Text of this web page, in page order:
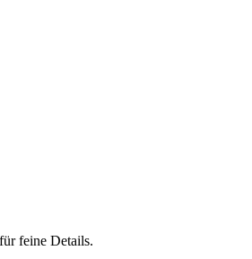
feine Details.